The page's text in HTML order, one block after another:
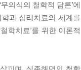
의식의 철학적 담론’에
과 심리치료의 세계를
학치료’를 위한 이론적